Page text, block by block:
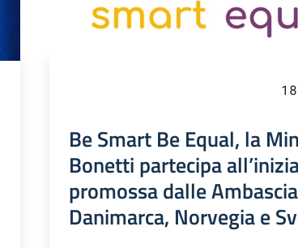
Be Smart Be Equal, la
Bonetti partecipa
promossa dalle
Danimarca, Norvegia e